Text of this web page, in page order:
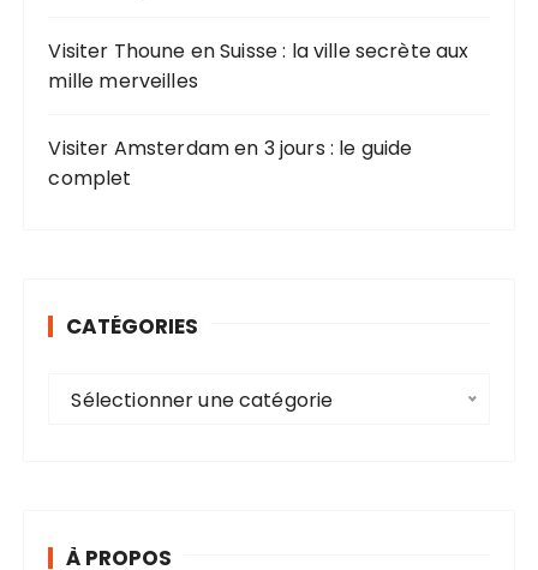
Visiter Thoune en Suisse : la ville secrète aux
mille merveilles
Visiter Amsterdam en 3 jours : le guide
complet
CATÉGORIES
Sélectionner une catégorie
À PROPOS